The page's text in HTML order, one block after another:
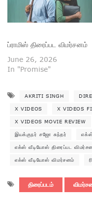
ப்ராமிஸ் திரைப்பட விமர்சனம்
June 26, 2026
In "Promise"
AKRITI SINGH
X VIDEOS X VIDEOS
X VIDEOS MOVIE REVIEW
இயக்குநர் சஜோ சுந்தர்
எக்ஸ் வீடியோஸ் திரைப்பட
எக்ஸ் வீடியோஸ் விமர்சனம்
திரைப்படம்